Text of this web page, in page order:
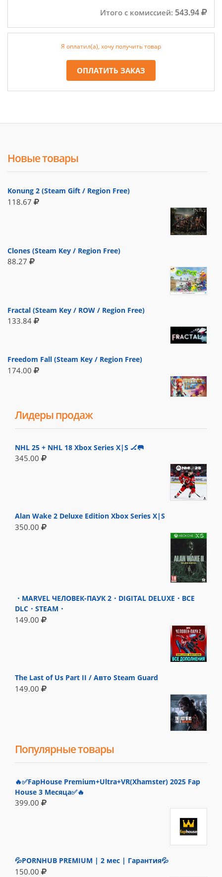
Итого с комиссией: 543.94
Я оплатил(а), хочу получить товар
ОПЛАТИТЬ ЗАКАЗ
Новые товары
Konung 2 (Steam Gift / Region Free)
118.67
Clones (Steam Key / Region Free)
88.27
Fractal (Steam Key / ROW / Region Free)
133.84
Freedom Fall (Steam Key / Region Free)
174.00
Лидеры продаж
NHL 25 + NHL 18 Xbox Series X|S 🏒🥅
345.00
Alan Wake 2 Deluxe Edition Xbox Series X|S
350.00
・MARVEL ЧЕЛОВЕК-ПАУК 2・DIGITAL DELUXE・ВСЕ
DLC・STEAM・
149.00
The Last of Us Part II / Авто Steam Guard
149.00
Популярные товары
🔥✅FapHouse Premium+Ultra+VR(Xhamster) 2025 Fap
House 3 Месяца✅🔥
399.00
💦PORNHUB PREMIUM | 2 мес | Гарантия💦
150.00